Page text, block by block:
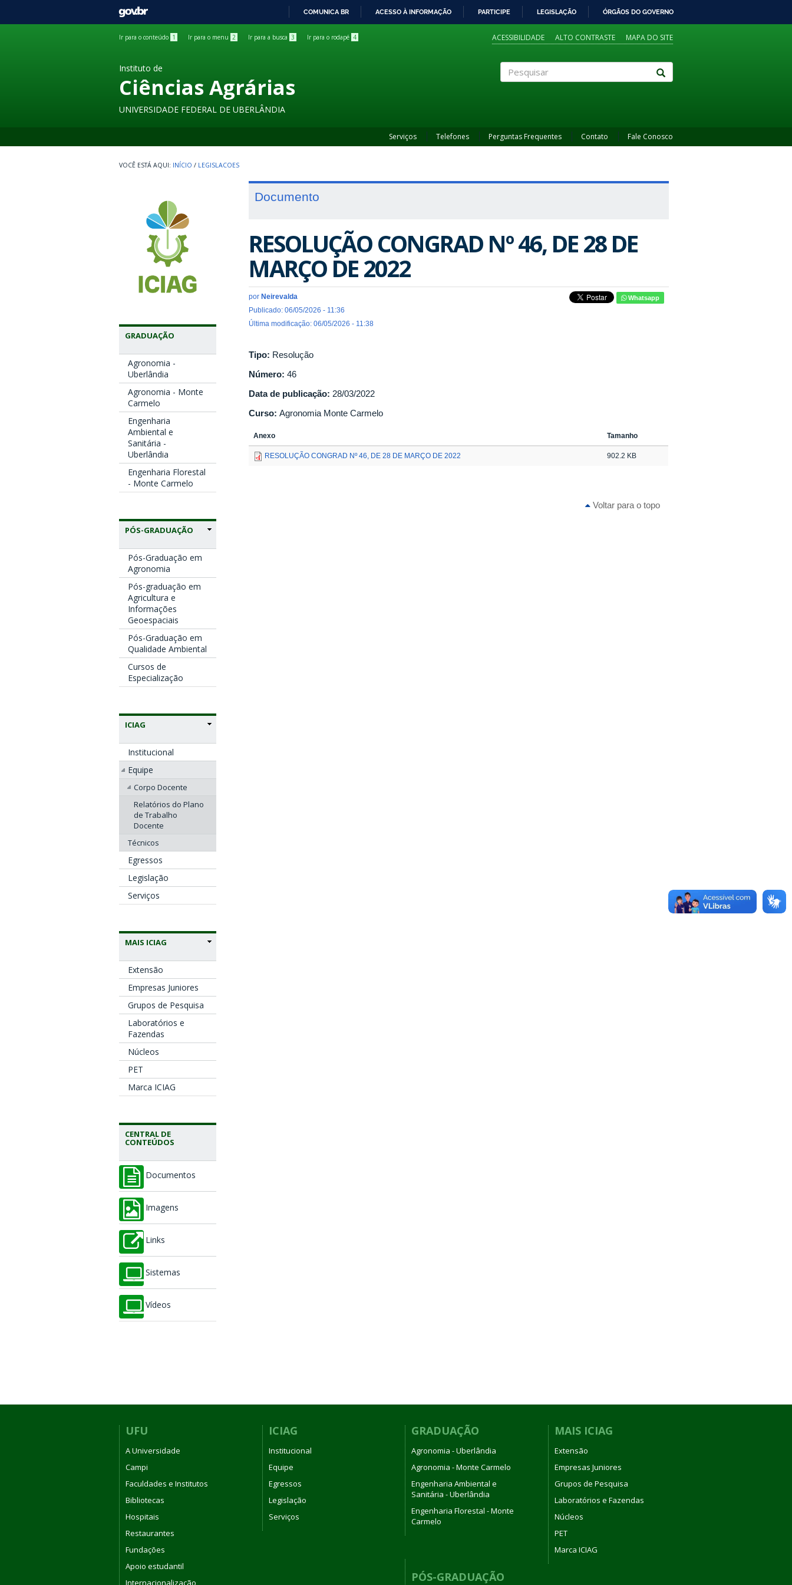
GOVBR
COMUNICA BR ACESSO À INFORMAÇÃO PARTICIPE LEGISLAÇÃO ÓRGÃOS DO GOVERNO
Ir para o conteúdo 1 Ir para o menu 2 Ir para a busca 3 Ir para o rodapé 4 ACESSIBILIDADE ALTO CONTRASTE MAPA DO SITE
Instituto de
Ciências Agrárias
UNIVERSIDADE FEDERAL DE UBERLÂNDIA
Serviços Telefones Perguntas Frequentes Contato Fale Conosco
INÍCIO / LEGISLACOES
GRADUAÇÃO
Agronomia -
Uberlândia
Agronomia - Monte
Carmelo
Engenharia
Ambiental e
Sanitária -
Uberlândia
Engenharia Florestal
- Monte Carmelo
PÓS-GRADUAÇÃO
Pós-Graduação em
Agronomia
Pós-graduação em
Agricultura e
Informações
Geoespaciais
Pós-Graduação em
Qualidade Ambiental
Cursos de
Especialização
ICIAG
Institucional
Equipe
Corpo Docente
Relatórios do Plano
de Trabalho
Docente
Técnicos
Egressos
Legislação
Serviços
MAIS ICIAG
Extensão
Empresas Juniores
Grupos de Pesquisa
Laboratórios e
Fazendas
Núcleos
PET
Marca ICIAG
CENTRAL DE
CONTEÚDOS
Documentos
Imagens
Links
Sistemas
Vídeos
Documento
RESOLUÇÃO CONGRAD Nº 46, DE 28 DE
MARÇO DE 2022
por Neirevalda
Publicado: 06/05/2026 - 11:36
Última modificação: 06/05/2026 - 11:38
Whatsapp
Tipo: Resolução
Número: 46
Data de publicação: 28/03/2022
Curso: Agronomia Monte Carmelo
Anexo Tamanho
RESOLUÇÃO CONGRAD Nº 46, DE 28 DE MARÇO DE 2022 902.2 KB
Voltar para o topo
UFU
A Universidade
Campi
Faculdades e Institutos
Bibliotecas
Hospitais
Restaurantes
Fundações
Apoio estudantil
Internacionalização
ICIAG
Institucional
Equipe
Egressos
Legislação
Serviços
GRADUAÇÃO
Agronomia - Uberlândia
Agronomia - Monte Carmelo
Engenharia Ambiental e
Sanitária - Uberlândia
Engenharia Florestal - Monte
Carmelo
PÓS-GRADUAÇÃO
MAIS ICIAG
Extensão
Empresas Juniores
Grupos de Pesquisa
Laboratórios e Fazendas
Núcleos
PET
Marca ICIAG